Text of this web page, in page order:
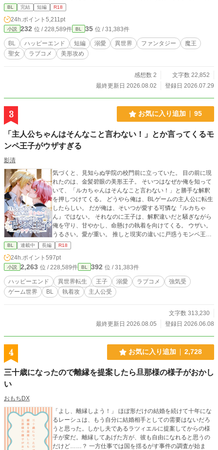
よちよち魔王×自己肯定感低め聖女 短編のファンタジーBLで
す。お気軽に楽しんでいただければと思います。
BL 完結 短編 R18
24h.ポイント 5,211pt
小説 232 位 / 228,589件 BL 35 位 / 31,383件
BL ハッピーエンド 短編 溺愛 異世界 ファンタジー
魔王
聖女
ラブコメ 美形攻め
感想数 2
文字数 22,852
最終更新日 2026.08.02
登録日 2026.07.29
3 お気に入り追加 95
「主人公ちゃんはそんなこと言わない！」とか言ってくるモ
ンペ王子がウザすぎる
影清
気づくと、見知らぬ学院の校門前に立っていた。 目の前に現
れたのは、金髪碧眼の美形王子。 そいつはなぜか俺を知って
いて、「ルカちゃんはそんなこと言わない！」と勝手な解釈
を押しつけてくる。 どうやら俺は、BLゲームの主人公に転生
したらしい。 だが俺は、そいつが愛する可憐な『ルカちゃ
ん』ではない。 それなのに王子は、解釈違いだと騒ぎながら
俺を守り、甘やかし、命懸けの執着を向けてくる。 ウザい。
うるさい。愛が重い。 推しと現実の違いに戸惑うモンペ王子
と、本人を見ろと言い続ける主人公。 解釈違いから始まる、
BLゲーム転生ラブコメ。 全61話完結予定・毎日18時更新。
※ハッピーエンド ※暴力的表現は予告なく出てきます ※性的
な表現があるタイトルには※付 ※R-18は中盤から ※カップ
リングはメインのみ（王子×主人公）
BL 連載中 長編 R18
24h.ポイント 597pt
小説 2,263 位 / 228,589件 BL 392 位 / 31,383件
ハッピーエンド 異世界転生 王子 溺愛 ラブコメ
強気受
ゲーム世界
BL 執着攻 主人公受
文字数 313,230
最終更新日 2026.08.05
登録日 2026.06.08
4 お気に入り追加 2,728
三十歳になったので離縁を提案したら旦那様の様子がおかし
い
おもちDX
「よし、離縁しよう！」 ほぼ形だけの結婚を続けて十年にな
るレーシュは、もう自分に結婚相手としての需要はないだろ
うと思った。しかし夫であるラツィエルに提案してからの様
子が変だ。離縁してあげた方が、彼も自由になれると思うの
だけど……？ 一方仕事では国を揺るがす事件の調査が始ま